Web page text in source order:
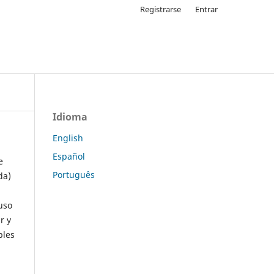
Registrarse Entrar
y
Idioma
English
Español
Português